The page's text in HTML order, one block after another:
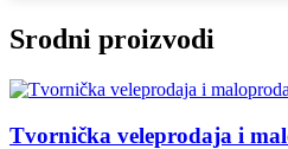
Srodni proizvodi
Tvornička veleprodaja i